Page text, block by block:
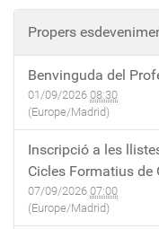
Propers
Benvinguda del
01/09/2026 08:30
(Europe/Madrid)
Inscripció a les
Cicles Formatius de
07/09/2026 07:00
(Europe/Madrid)